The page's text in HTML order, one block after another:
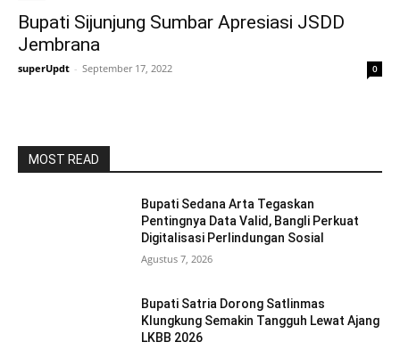
Bupati Sijunjung Sumbar Apresiasi JSDD
Jembrana
superUpdt - September 17, 2022 0
MOST READ
Bupati Sedana Arta Tegaskan
Pentingnya Data Valid, Bangli Perkuat
Digitalisasi Perlindungan Sosial
Agustus 7, 2026
Bupati Satria Dorong Satlinmas
Klungkung Semakin Tangguh Lewat Ajang
LKBB 2026